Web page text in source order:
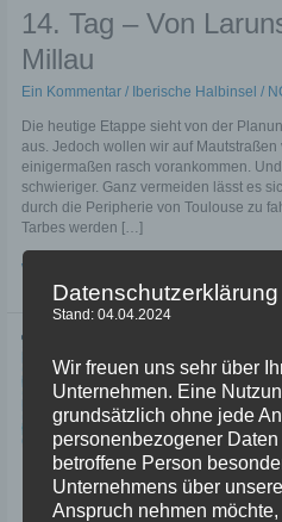
14. Tag – Von
Millau
Ein Kommentar / Iberische Halbinsel /
Die heutige Etappe sieht von der
aus. Jedoch wollen wir auf
einigermaßen rasch vorankommen.
schwieriger. Ganz vermeiden lässt es
durch die Peripherie von Toulouse zu
Tarbes werden […]
14.
Brücke
Millau
Weiterlesen »
Datenschutzerklärung
Stand: 04.04.2024
Wir freuen uns sehr über
Unternehmen. Eine
grundsätzlich ohne jede
personenbezogener
betroffene Person
Unternehmens über
Anspruch nehmen